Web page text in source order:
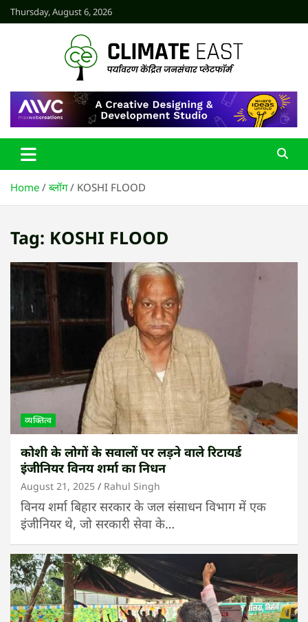
Skip
to
Thursday, August 6, 2026
CLIMATE EAST
Home ब्लॉग KOSHI FLOOD
Tag: KOSHI FLOOD
व्यक्तित्व
कोशी के लोगों के सवालों पर लड़ने वाले रिटायर्ड
इंजीनियर विनय शर्मा का निधन
August 21, 2025 Rahul Singh
विनय शर्मा बिहार सरकार के जल संसाधन विभाग में एक
इंजीनियर थे, जो सरकारी सेवा के…